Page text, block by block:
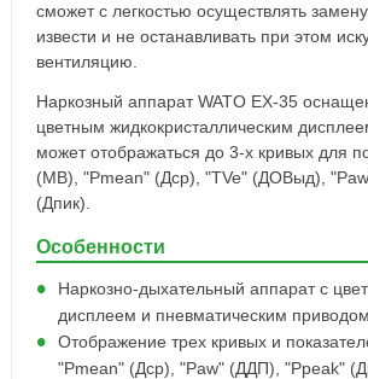
сможет с легкостью осуществлять
извести и не останавливать при этом
вентиляцию.
Наркозный аппарат WATO EX-35
цветным жидкокристаллическим
может отображаться до 3-х кривых для
(МВ), "Pmean" (Дср), "TVe" (ДОВыд),
(Дпик).
Особенности
Наркозно-дыхательный аппарат с
дисплеем и пневматическим приводом.
Отображение трех кривых и
"Pmean" (Дср), "Paw" (ДДП), "Ppeak"